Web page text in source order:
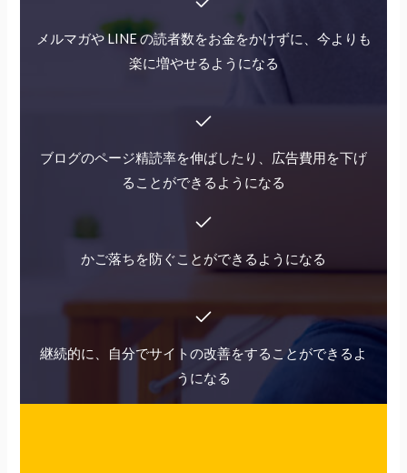
メルマガや LINE の読者数をお金をかけずに、今よりも
楽に増やせるようになる
ブログのページ精読率を伸ばしたり、広告費用を下げ
ることができるようになる
かご落ちを防ぐことができるようになる
継続的に、自分でサイトの改善をすることができるよ
うになる